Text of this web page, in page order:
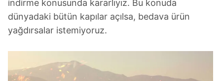
indirme konusunda kararlıyız. Bu konuda
dünyadaki bütün kapılar açılsa, bedava ürün
yağdırsalar istemiyoruz.